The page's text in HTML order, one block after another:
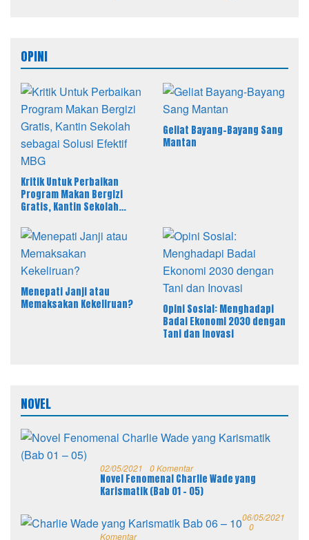
OPINI
Kritik Untuk Perbaikan
Program Makan Bergizi
Gratis, Kantin Sekolah
Geliat Bayang-Bayang Sang
Mantan
Menepati Janji atau
Memaksakan Kekeliruan?
Opini Sosial: Menghadapi
Badai Ekonomi 2030 dengan
Tani dan Inovasi
NOVEL
02/05/2021 0 Komentar
Novel Fenomenal Charlie Wade yang
Karismatik (Bab 01 – 05)
06/05/2021
0
Komentar